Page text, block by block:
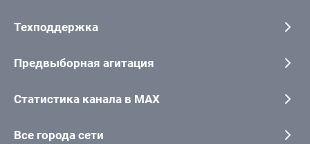
Техподдержка
Предвыборная агитация
Статистика канала в MAX
Все города сети